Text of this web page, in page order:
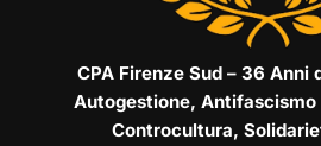
CPA Firenze Sud – 36 Anni
Autogestione,
Controcultura,